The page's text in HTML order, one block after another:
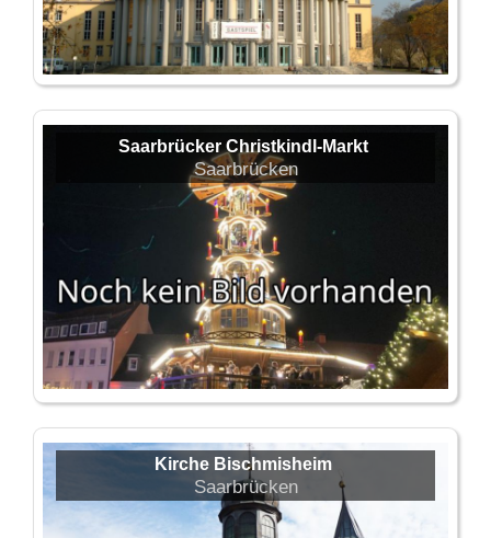
Saarbrücker Christkindl-Markt
Saarbrücken
Kirche Bischmisheim
Saarbrücken